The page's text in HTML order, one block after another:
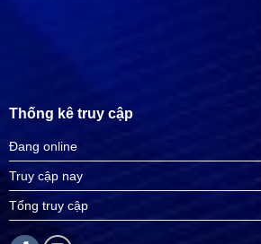
Thống kê truy cập
Đang online
Truy cập nay
Tổng truy cập